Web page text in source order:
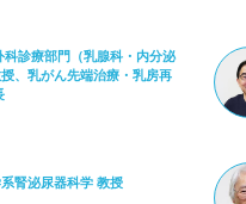
診療部門（乳腺科・内分泌
、乳がん先端治療・乳房再
腎泌尿器科学 教授